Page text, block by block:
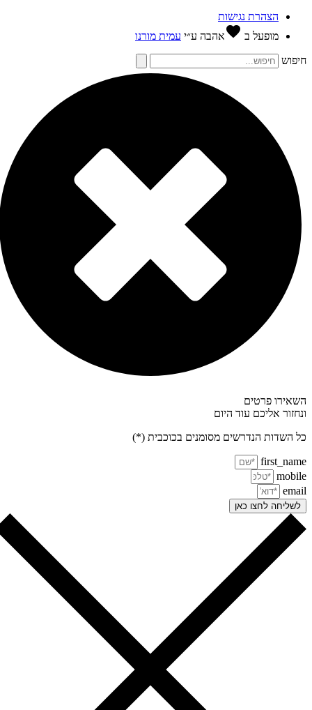
הצהרת נגישות
מופעל בfavoriteאהבהע״יעמית מורנו
פרטים
אליכם עוד היום
השדות הנדרשים מסומנים בכוכבית (*)
לשליחה לחצו כאן